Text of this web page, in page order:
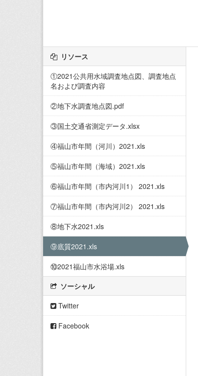
リソース
①2021公共用水域調査地点図、調査地点
名および調査内容
②地下水調査地点図.pdf
③国土交通省測定データ.xlsx
④福山市年間（河川）2021.xls
⑤福山市年間（海域）2021.xls
⑥福山市年間（市内河川1） 2021.xls
⑦福山市年間（市内河川2） 2021.xls
⑧地下水2021.xls
⑨底質2021.xls
⑩2021福山市水浴場.xls
ソーシャル
Twitter
Facebook